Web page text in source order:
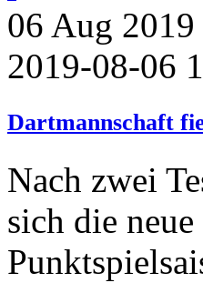
06 Aug 2019
2019-08-06
Dartmannschaft
Nach zwei
sich die